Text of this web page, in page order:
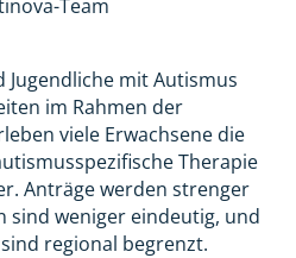
Team
mit Autismus
im Rahmen der
viele Erwachsene die
Therapie
Anträge werden strenger
sind weniger eindeutig, und
regional begrenzt.